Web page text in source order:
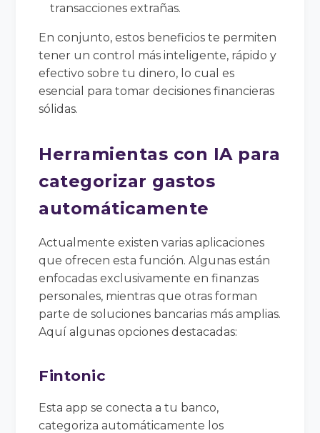
transacciones extrañas.
En conjunto, estos beneficios te permiten
tener un control más inteligente, rápido y
efectivo sobre tu dinero, lo cual es
esencial para tomar decisiones financieras
sólidas.
Herramientas con IA para
categorizar gastos
automáticamente
Actualmente existen varias aplicaciones
que ofrecen esta función. Algunas están
enfocadas exclusivamente en finanzas
personales, mientras que otras forman
parte de soluciones bancarias más amplias.
Aquí algunas opciones destacadas:
Fintonic
Esta app se conecta a tu banco,
categoriza automáticamente los